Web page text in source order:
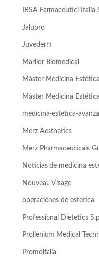
IBSA Farmaceutici Italia
Jalupro
Juvederm
Marllor Biomedical
Máster Medicina Estética
Máster Medicina Estética
medicina-estetica-
Merz Aesthetics
Merz Pharmaceuticals
Noticias de medicina
Nouveau Visage
operaciones de estetica
Professional Dietetics
Prollenium Medical
Promoitalia